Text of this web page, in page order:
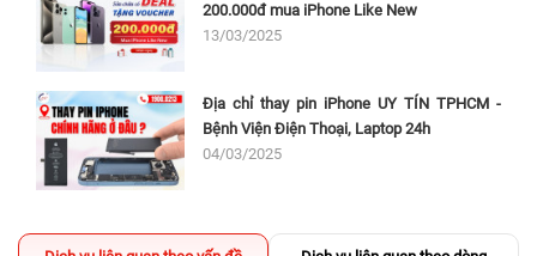
200.000đ mua iPhone Like New
13/03/2025
Địa chỉ thay pin iPhone UY TÍN TPHCM -
Bệnh Viện Điện Thoại, Laptop 24h
04/03/2025